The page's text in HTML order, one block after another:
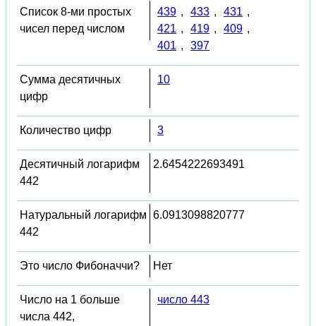
Список 8-ми простых
чисел перед числом
439 , 433 , 431 ,
421 , 419 , 409 ,
401 , 397
Сумма десятичных
цифр
10
Количество цифр 3
Десятичный логарифм
442
2.6454222693491
Натуральный логарифм
442
6.0913098820777
Это число Фибоначчи? Нет
Число на 1 больше
числа 442,
число 443